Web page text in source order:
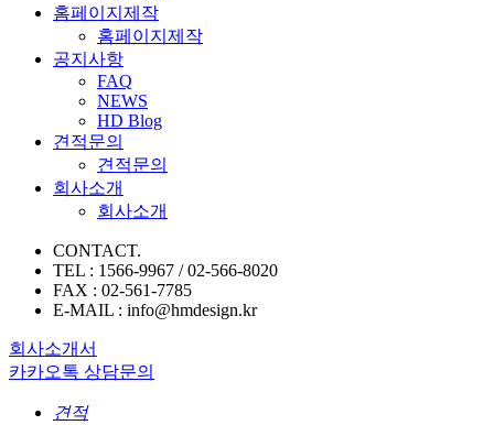
홈페이지제작
홈페이지제작
공지사항
FAQ
NEWS
HD Blog
견적문의
견적문의
회사소개
회사소개
CONTACT.
TEL : 1566-9967 / 02-566-8020
FAX : 02-561-7785
E-MAIL : info@hmdesign.kr
회사소개서
카카오톡 상담문의
견적